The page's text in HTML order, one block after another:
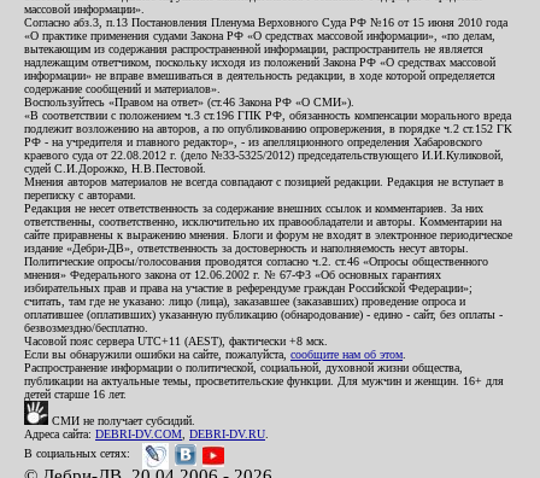
массовой информации».
Согласно абз.3, п.13 Постановления Пленума Верховного Суда РФ №16 от 15 июня 2010 года
«О практике применения судами Закона РФ «О средствах массовой информации», «по делам,
вытекающим из содержания распространенной информации, распространитель не является
надлежащим ответчиком, поскольку исходя из положений Закона РФ «О средствах массовой
информации» не вправе вмешиваться в деятельность редакции, в ходе которой определяется
содержание сообщений и материалов».
Воспользуйтесь «Правом на ответ» (ст.46 Закона РФ «О СМИ»).
«В соответствии с положением ч.3 ст.196 ГПК РФ, обязанность компенсации морального вреда
подлежит возложению на авторов, а по опубликованию опровержения, в порядке ч.2 ст.152 ГК
РФ - на учредителя и главного редактор», - из апелляционного определения Хабаровского
краевого суда от 22.08.2012 г. (дело №33-5325/2012) председательствующего И.И.Куликовой,
судей С.И.Дорожко, Н.В.Пестовой.
Мнения авторов материалов не всегда совпадают с позицией редакции. Редакция не вступает в
переписку с авторами.
Редакция не несет ответственность за содержание внешних ссылок и комментариев. За них
ответственны, соответственно, исключительно их правообладатели и авторы. Комментарии на
сайте приравнены к выражению мнения. Блоги и форум не входят в электронное периодическое
издание «Дебри-ДВ», ответственность за достоверность и наполняемость несут авторы.
Политические опросы/голосования проводятся согласно ч.2. ст.46 «Опросы общественного
мнения» Федерального закона от 12.06.2002 г. № 67-ФЗ «Об основных гарантиях
избирательных прав и права на участие в референдуме граждан Российской Федерации»;
считать, там где не указано: лицо (лица), заказавшее (заказавших) проведение опроса и
оплатившее (оплативших) указанную публикацию (обнародование) - едино - сайт, без оплаты -
безвозмездно/бесплатно.
Часовой пояс сервера UTC+11 (AEST), фактически +8 мск.
Если вы обнаружили ошибки на сайте, пожалуйста, сообщите нам об этом
Распространение информации о политической, социальной, духовной жизни общества,
публикации на актуальные темы, просветительские функции. Для мужчин и женщин. 16+ для
детей старше 16 лет.
СМИ не получает субсидий.
Адреса сайта: DEBRI-DV.COM DEBRI-DV.RU
В социальных сетях: